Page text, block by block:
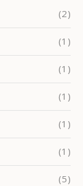
(2)
(1)
(1)
(1)
(1)
(1)
(5)